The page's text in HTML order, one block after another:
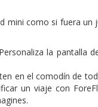
mini como si fuera
la pantalla
en el comodín de
un viaje con